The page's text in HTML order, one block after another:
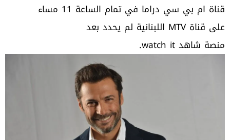
قناة ام بي سي دراما في تمام الساعة 11 مساء
على قناة MTV اللبنانية لم يحدد بعد
منصة شاهد watch it.